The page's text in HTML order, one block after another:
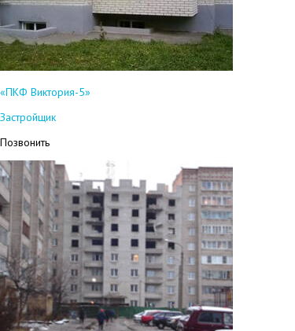
«ПКФ Виктория-5»
Застройщик
Позвонить